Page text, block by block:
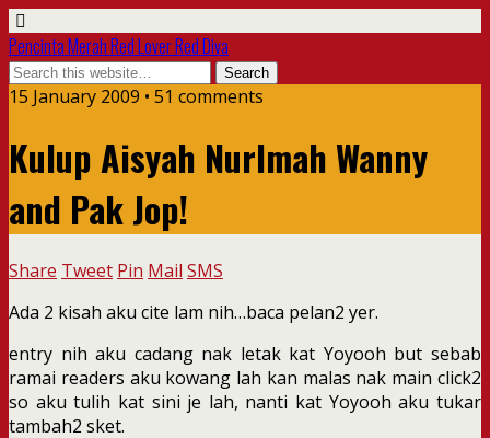
Pencinta Merah Red Lover Red Diva
15 January 2009 • 51 comments
Kulup Aisyah NurImah Wanny
and Pak Jop!
Share Tweet Pin Mail SMS
Ada 2 kisah aku cite lam nih…baca pelan2 yer.
entry nih aku cadang nak letak kat Yoyooh but sebab
ramai readers aku kowang lah kan malas nak main click2
so aku tulih kat sini je lah, nanti kat Yoyooh aku tukar
tambah2 sket.